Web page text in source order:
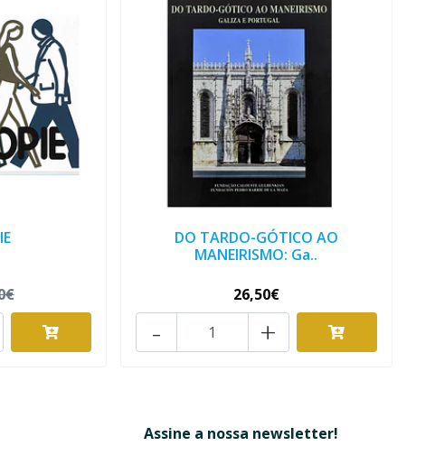
DO TARDO-GÓTICO AO
MANEIRISMO: Ga..
26,50€
+
-
Assine a nossa newsletter!